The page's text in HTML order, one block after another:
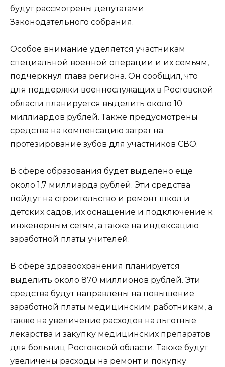
будут рассмотрены депутатами
Законодательного собрания.
Особое внимание уделяется участникам
специальной военной операции и их семьям,
подчеркнул глава региона. Он сообщил, что
для поддержки военнослужащих в Ростовской
области планируется выделить около 10
миллиардов рублей. Также предусмотрены
средства на компенсацию затрат на
протезирование зубов для участников СВО.
В сфере образования будет выделено ещё
около 1,7 миллиарда рублей. Эти средства
пойдут на строительство и ремонт школ и
детских садов, их оснащение и подключение к
инженерным сетям, а также на индексацию
заработной платы учителей.
В сфере здравоохранения планируется
выделить около 870 миллионов рублей. Эти
средства будут направлены на повышение
заработной платы медицинским работникам, а
также на увеличение расходов на льготные
лекарства и закупку медицинских препаратов
для больниц Ростовской области. Также будут
увеличены расходы на ремонт и покупку